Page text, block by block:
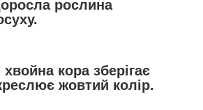
рослина
кора зберігає
жовтий колір.